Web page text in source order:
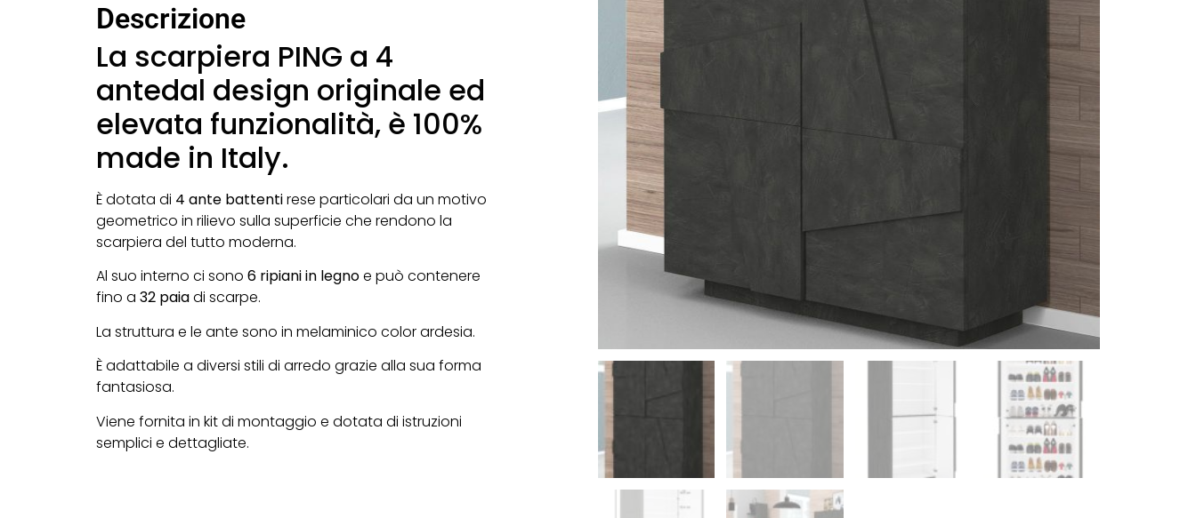
Descrizione
La scarpiera PING a 4
antedal design originale ed
elevata funzionalità, è 100%
made in Italy.
È dotata di 4 ante battentirese particolari da un motivo
geometrico in rilievo sulla superficie che rendono la
scarpiera del tutto moderna.
Al suo interno ci sono 6 ripiani in legnoe può contenere
fino a 32 paiadi scarpe.
La struttura e le ante sono in melaminico color ardesia.
È adattabile a diversi stili di arredo grazie alla sua forma
fantasiosa.
Viene fornita in kit di montaggio e dotata di istruzioni
semplici e dettagliate.